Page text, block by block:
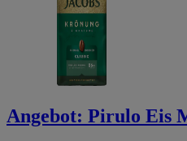
Angebot: Pirulo Eis